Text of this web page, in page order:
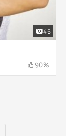
90%
45